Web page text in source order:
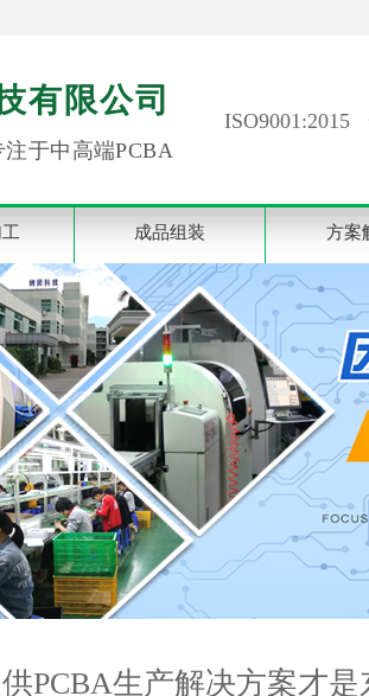
有限公司
于中高端PCBA
ISO9001:2015
成品组装 方案
PCBA生产解决方案才